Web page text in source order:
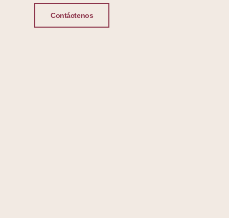
Contáctenos